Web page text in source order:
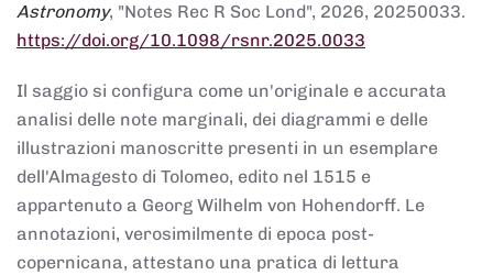
Astronomy, "Notes Rec R Soc Lond", 2026, 20250033.
https://doi.org/10.1098/rsnr.2025.0033
Il saggio si configura come un'originale e accurata
analisi delle note marginali, dei diagrammi e delle
illustrazioni manoscritte presenti in un esemplare
dell'Almagesto di Tolomeo, edito nel 1515 e
appartenuto a Georg Wilhelm von Hohendorff. Le
annotazioni, verosimilmente di epoca post-
copernicana, attestano una pratica di lettura